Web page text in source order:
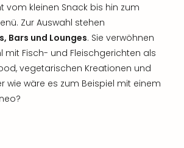
vom kleinen Snack bis hin zum
Zur Auswahl stehen
Bars und Lounges. Sie verwöhnen
mit Fisch- und Fleischgerichten als
vegetarischen Kreationen und
wie wäre es zum Beispiel mit einem